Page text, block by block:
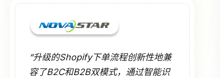
“升级的Shopify下单流程创新性地兼
容了B2C和B2B双模式，通过智能识